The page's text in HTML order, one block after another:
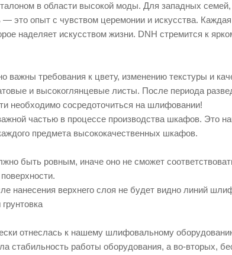
в области высокой моды. Для западных
это опыт с чувством церемонии и искусства. Каждая
наделяет искусством жизни. DNH стремится к
важны требования к цвету, изменению текстуры и
и высокоглянцевые листы. После периода
необходимо сосредоточиться на шлифовании!
частью в процессе производства шкафов. Это
предмета высококачественных шкафов.
быть ровным, иначе оно не сможет
нанесения верхнего слоя не будет видно линий
отнеслась к нашему шлифовальному
стабильность работы оборудования, а во-вторых,